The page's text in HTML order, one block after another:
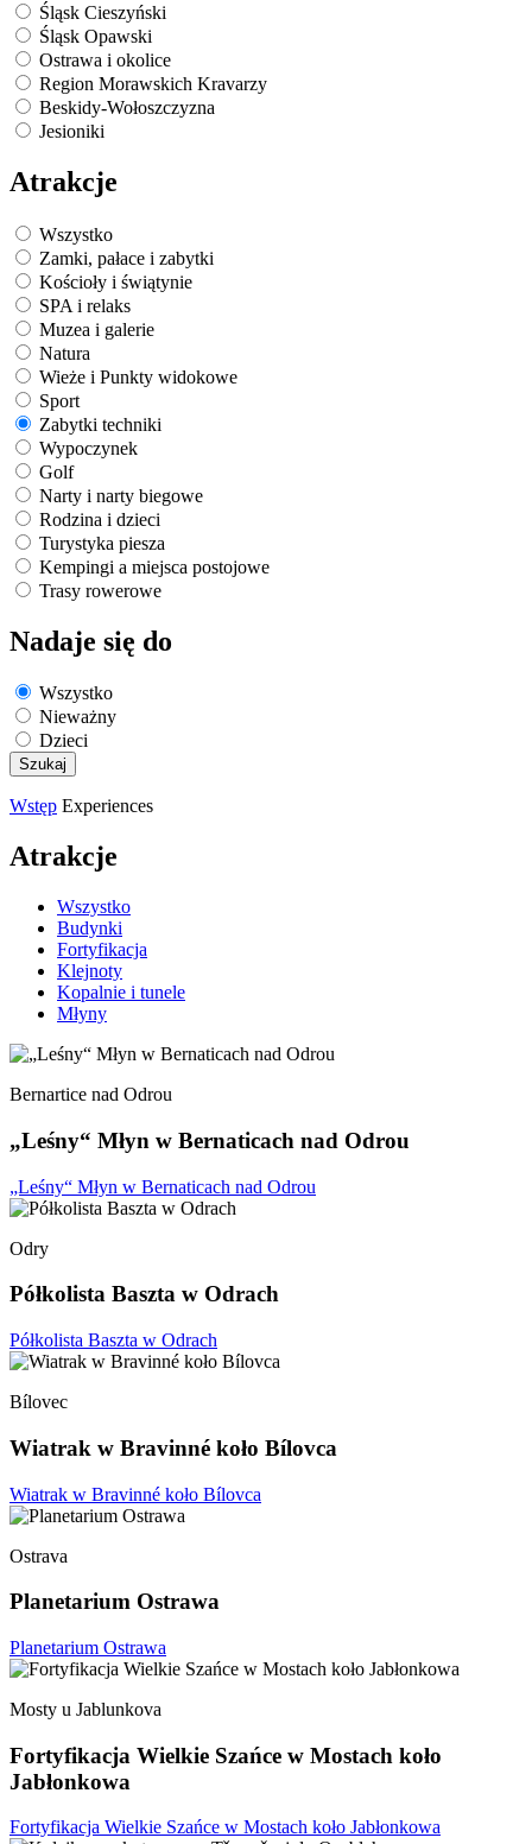
Śląsk Cieszyński
Śląsk Opawski
Ostrawa i okolice
Region Morawskich Kravarzy
Beskidy-Wołoszczyzna
Jesioniki
Atrakcje
Wszystko
Zamki, pałace i zabytki
Kościoły i świątynie
SPA i relaks
Muzea i galerie
Natura
Wieże i Punkty widokowe
Sport
Zabytki techniki
Wypoczynek
Golf
Narty i narty biegowe
Rodzina i dzieci
Turystyka piesza
Kempingi a miejsca postojowe
Trasy rowerowe
Nadaje się do
Wszystko
Nieważny
Dzieci
Wstęp Experiences
Atrakcje
Wszystko
Budynki
Fortyfikacja
Klejnoty
Kopalnie i tunele
Młyny
Bernartice nad Odrou
„Leśny“ Młyn w Bernaticach nad Odrou
„Leśny“ Młyn w Bernaticach nad Odrou
Odry
Półkolista Baszta w Odrach
Półkolista Baszta w Odrach
Bílovec
Wiatrak w Bravinné koło Bílovca
Wiatrak w Bravinné koło Bílovca
Ostrava
Planetarium Ostrawa
Planetarium Ostrawa
Mosty u Jablunkova
Fortyfikacja Wielkie Szańce w Mostach koło
Jabłonkowa
Fortyfikacja Wielkie Szańce w Mostach koło Jabłonkowa